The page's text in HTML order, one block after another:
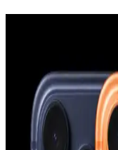
YoungKit iPhone 14 Pro
tasarımıyla üstün
sunar, çevre dostudur
Apple iPhone 11
malzemeden